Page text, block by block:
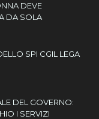
DEVE
DA SOLA
SPI CGIL LEGA
DEL GOVERNO:
I SERVIZI